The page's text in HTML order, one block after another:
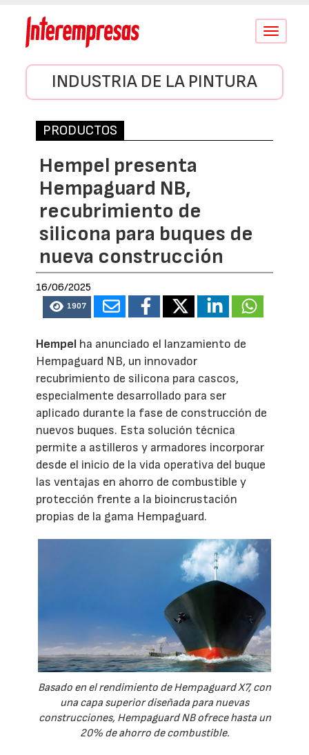
Conmutar
INDUSTRIA DE LA PINTURA
PRODUCTOS
Hempel presenta
Hempaguard NB,
recubrimiento de
silicona para buques de
nueva construcción
16/06/2025
1907
Hempel ha anunciado el lanzamiento de
Hempaguard NB, un innovador
recubrimiento de silicona para cascos,
especialmente desarrollado para ser
aplicado durante la fase de construcción de
nuevos buques. Esta solución técnica
permite a astilleros y armadores incorporar
desde el inicio de la vida operativa del buque
las ventajas en ahorro de combustible y
protección frente a la bioincrustación
propias de la gama Hempaguard.
Basado en el rendimiento de Hempaguard X7, con
una capa superior diseñada para nuevas
construcciones, Hempaguard NB ofrece hasta un
20% de ahorro de combustible.